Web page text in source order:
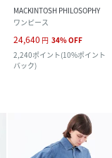
MACKINTOSH PHILOSOPHY
ワンピース
24,640 円 34%OFF
2,240ポイント(10%ポイント
バック)